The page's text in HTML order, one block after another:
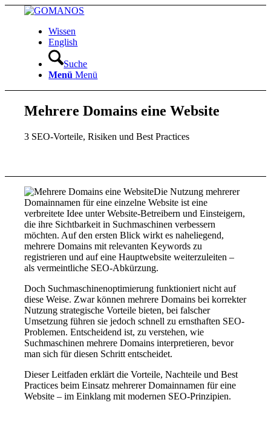
Wissen
English
Suche
Menü Menü
Mehrere Domains eine Website
3 SEO-Vorteile, Risiken und Best Practices
Die Nutzung mehrerer
Domainnamen für eine einzelne Website ist eine
verbreitete Idee unter Website-Betreibern und Einsteigern,
die ihre Sichtbarkeit in Suchmaschinen verbessern
möchten. Auf den ersten Blick wirkt es naheliegend,
mehrere Domains mit relevanten Keywords zu
registrieren und auf eine Hauptwebsite weiterzuleiten –
als vermeintliche SEO-Abkürzung.
Doch Suchmaschinenoptimierung funktioniert nicht auf
diese Weise. Zwar können mehrere Domains bei korrekter
Nutzung strategische Vorteile bieten, bei falscher
Umsetzung führen sie jedoch schnell zu ernsthaften SEO-
Problemen. Entscheidend ist, zu verstehen, wie
Suchmaschinen mehrere Domains interpretieren, bevor
man sich für diesen Schritt entscheidet.
Dieser Leitfaden erklärt die Vorteile, Nachteile und Best
Practices beim Einsatz mehrerer Domainnamen für eine
Website – im Einklang mit modernen SEO-Prinzipien.